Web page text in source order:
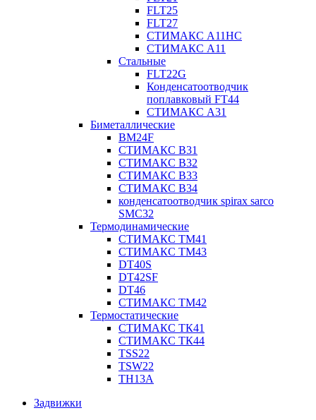
FLT25
FLT27
СТИМАКС А11HC
СТИМАКС А11
Стальные
FLT22G
Конденсатоотводчик
поплавковый FT44
СТИМАКС А31
Биметаллические
BM24F
СТИМАКС B31
СТИМАКС В32
СТИМАКС В33
СТИМАКС B34
конденсатоотводчик spirax sarco
SMC32
Термодинамические
СТИМАКС ТМ41
СТИМАКС ТМ43
DT40S
DT42SF
DT46
СТИМАКС ТМ42
Термостатические
СТИМАКС ТК41
СТИМАКС ТК44
TSS22
TSW22
TH13A
Задвижки